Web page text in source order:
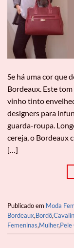
Se há uma cor que
Bordeaux. Este
vinho tinto
designers para
guarda-roupa.
cereja, o Bordeaux
[…]
Publicado em Moda
Bordeaux,Bordô,
Femeninas,Mulher,Pele